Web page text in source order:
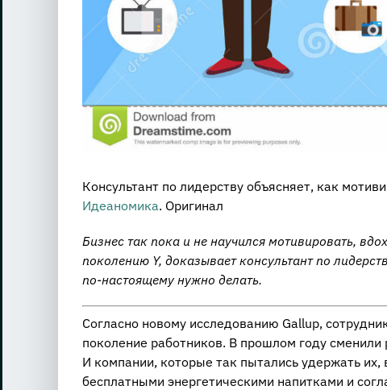
Консультант по лидерству объясняет, как
Идеаномика. Оригинал
Бизнес так пока и не научился мотивировать,
поколению Y, доказывает консультант по
по-настоящему нужно делать.
Согласно новому исследованию Gallup,
поколение работников. В прошлом году
И компании, которые так пытались удержать
бесплатными энергетическими напитками и